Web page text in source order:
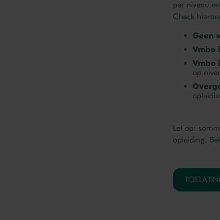
per niveau
Check
Geen
Vmbo
Vmbo
op
Let op:
opleiding.